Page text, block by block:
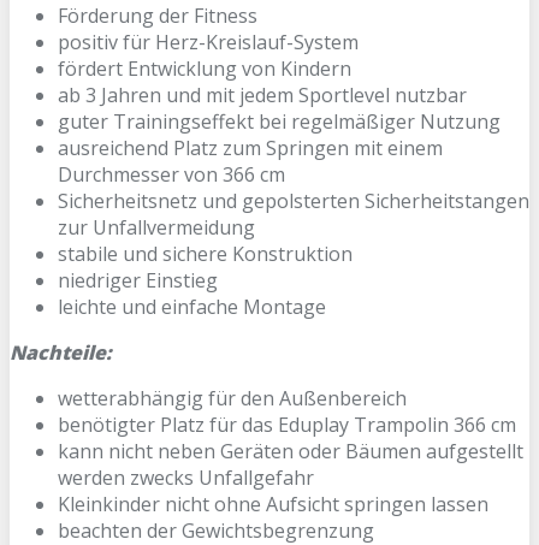
Förderung der Fitness
positiv für Herz-Kreislauf-System
fördert Entwicklung von Kindern
ab 3 Jahren und mit jedem Sportlevel nutzbar
guter Trainingseffekt bei regelmäßiger Nutzung
ausreichend Platz zum Springen mit einem
Durchmesser von 366 cm
Sicherheitsnetz und gepolsterten Sicherheitstangen
zur Unfallvermeidung
stabile und sichere Konstruktion
niedriger Einstieg
leichte und einfache Montage
Nachteile:
wetterabhängig für den Außenbereich
benötigter Platz für das Eduplay Trampolin 366 cm
kann nicht neben Geräten oder Bäumen aufgestellt
werden zwecks Unfallgefahr
Kleinkinder nicht ohne Aufsicht springen lassen
beachten der Gewichtsbegrenzung